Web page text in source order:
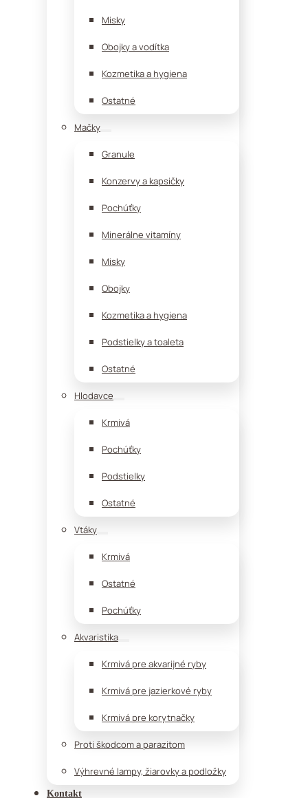
Misky
Obojky a vodítka
Kozmetika a hygiena
Ostatné
Mačky
Granule
Konzervy a kapsičky
Pochúťky
Minerálne vitamíny
Misky
Obojky
Kozmetika a hygiena
Podstielky a toaleta
Ostatné
Hlodavce
Krmivá
Pochúťky
Podstielky
Ostatné
Vtáky
Krmivá
Ostatné
Pochúťky
Akvaristika
Krmivá pre akvarijné ryby
Krmivá pre jazierkové ryby
Krmivá pre korytnačky
Proti škodcom a parazitom
Výhrevné lampy, žiarovky a podložky
Kontakt